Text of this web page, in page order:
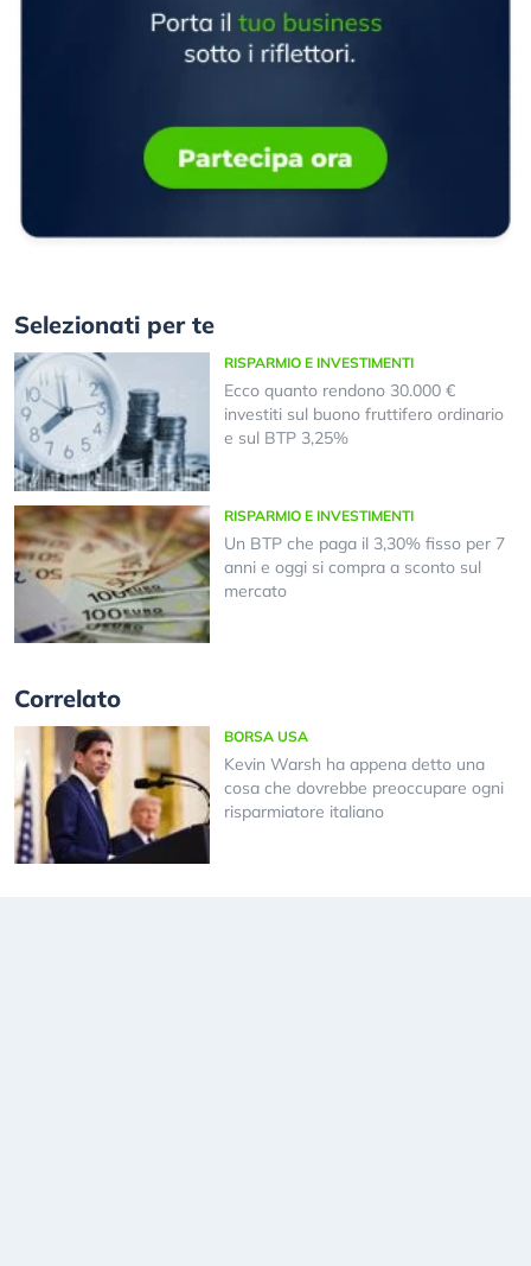
Selezionati per te
RISPARMIO E INVESTIMENTI
Ecco quanto rendono 30.000 €
investiti sul buono fruttifero ordinario
e sul BTP 3,25%
RISPARMIO E INVESTIMENTI
Un BTP che paga il 3,30% fisso per 7
anni e oggi si compra a sconto sul
mercato
Correlato
BORSA USA
Kevin Warsh ha appena detto una
cosa che dovrebbe preoccupare ogni
risparmiatore italiano